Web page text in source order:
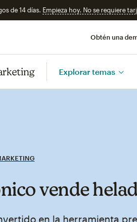
de 14 días. Empieza hoy. No se requiere
Obtén una
Explorar temas
vende
en la herramienta